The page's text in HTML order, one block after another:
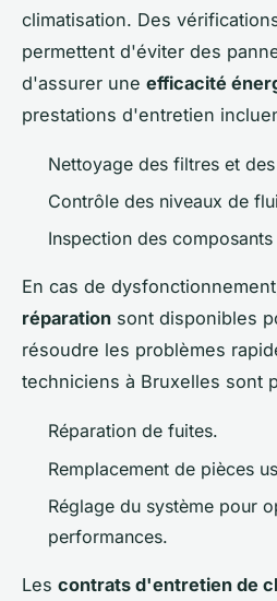
climatisation. Des
permettent d'éviter des
d'assurer une efficacité
prestations d'entretien
Nettoyage des filtres et
Contrôle des niveaux de
Inspection des
En cas de
réparation sont disponibles
résoudre les problèmes
techniciens à Bruxelles sont
Réparation de fuites.
Remplacement de pièces
Réglage du système pour
performances.
Les contrats d'entretien de